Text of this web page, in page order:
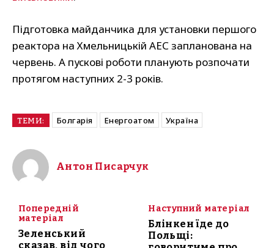
Підготовка майданчика для установки першого
реактора на Хмельницькій АЕС запланована на
червень. А пускові роботи планують розпочати
протягом наступних 2-3 років.
ТЕМИ: Болгарія Енергоатом Україна
Антон Писарчук
Попередній
матеріал
Зеленський
сказав, від чого
Наступний матеріал
Блінкен їде до
Польщі: